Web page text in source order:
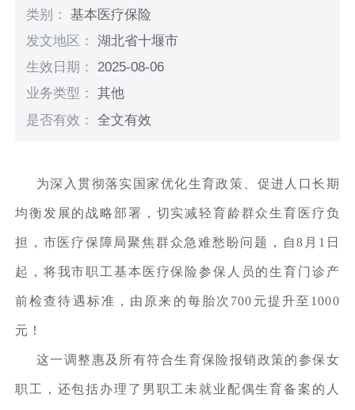
类别：基本医疗保险
发文地区：湖北省十堰市
生效日期： 2025-08-06
业务类型：其他
是否有效：全文有效
为深入贯彻落实国家优化生育政策、促进人口长期
均衡发展的战略部署，切实减轻育龄群众生育医疗负
担，市医疗保障局聚焦群众急难愁盼问题，自8月1日
起，将我市职工基本医疗保险参保人员的生育门诊产
前检查待遇标准，由原来的每胎次700元提升至1000
元！
这一调整惠及所有符合生育保险报销政策的参保女
职工，还包括办理了男职工未就业配偶生育备案的人